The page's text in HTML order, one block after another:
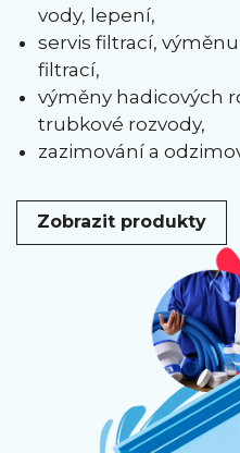
vody, lepení,
servis filtrací,
filtrací,
výměny hadicových
trubkové rozvody,
zazimování a
Zobrazit produkty